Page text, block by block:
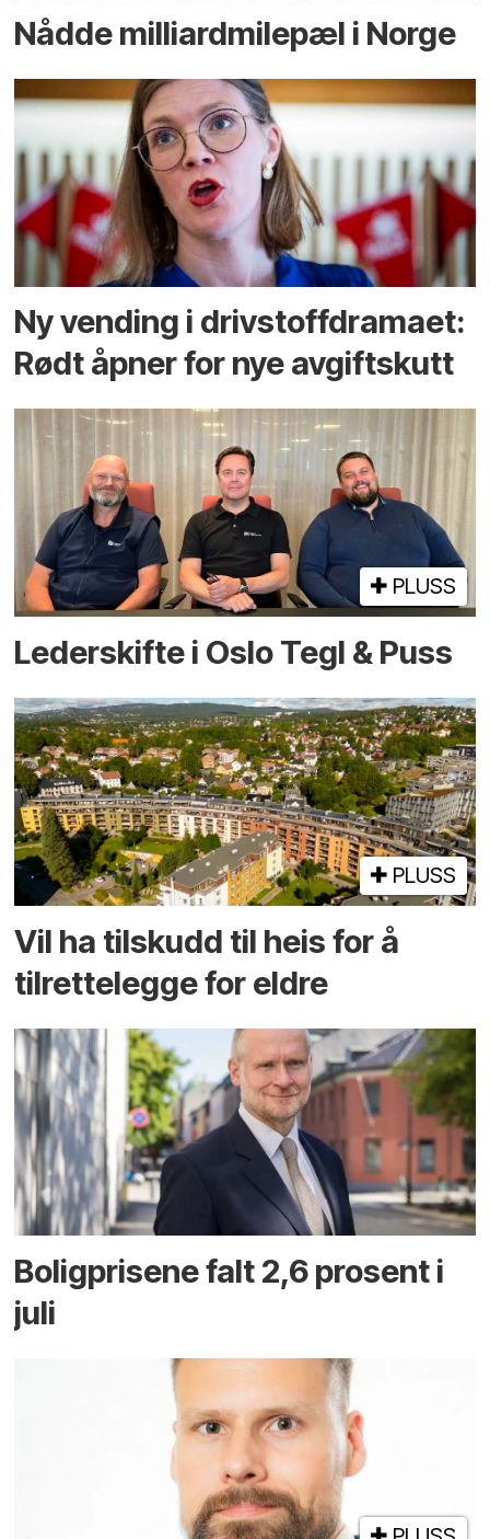
Nådde milliard­­milepæl i Norge
Ny vending i drivstoffdramaet:
Rødt åpner for nye avgiftskutt
PLUSS
Lederskifte i Oslo Tegl & Puss
PLUSS
Vil ha tilskudd til heis for å
tilrettelegge for eldre
Boligprisene falt 2,6 prosent i
juli